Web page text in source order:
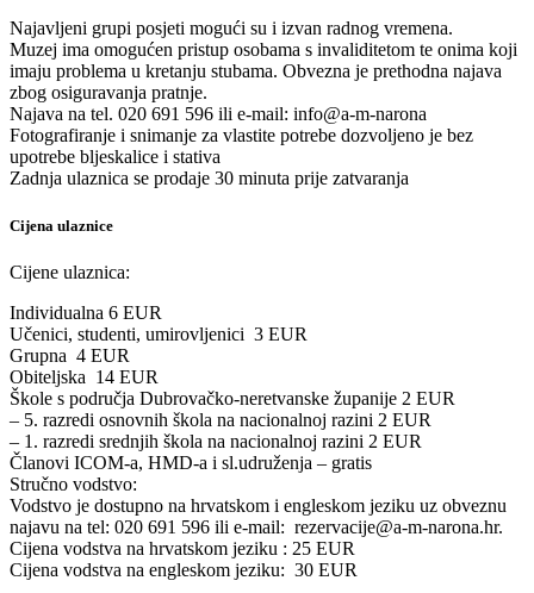
Najavljeni grupi posjeti mogući su i izvan radnog vremena.
Muzej ima omogućen pristup osobama s invaliditetom te onima koji
imaju problema u kretanju stubama. Obvezna je prethodna najava
zbog osiguravanja pratnje.
Najava na tel. 020 691 596 ili e-mail: info@a-m-narona
Fotografiranje i snimanje za vlastite potrebe dozvoljeno je bez
upotrebe bljeskalice i stativa
Zadnja ulaznica se prodaje 30 minuta prije zatvaranja
Cijena ulaznice
Cijene ulaznica:
Individualna 6 EUR
Učenici, studenti, umirovljenici 3 EUR
Grupna 4 EUR
Obiteljska 14 EUR
Škole s područja Dubrovačko-neretvanske županije 2 EUR
– 5. razredi osnovnih škola na nacionalnoj razini 2 EUR
– 1. razredi srednjih škola na nacionalnoj razini 2 EUR
Članovi ICOM-a, HMD-a i sl.udruženja – gratis
Stručno vodstvo:
Vodstvo je dostupno na hrvatskom i engleskom jeziku uz obveznu
najavu na tel: 020 691 596 ili e-mail: rezervacije@a-m-narona.hr.
Cijena vodstva na hrvatskom jeziku : 25 EUR
Cijena vodstva na engleskom jeziku: 30 EUR